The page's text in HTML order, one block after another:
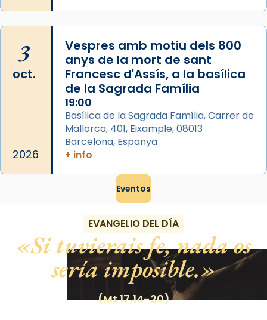
3
oct.
2026
Vespres amb motiu dels 800
anys de la mort de sant
Francesc d'Assís, a la basílica
de la Sagrada Família
19:00
Basílica de la Sagrada Família, Carrer de
Mallorca, 401, Eixample, 08013
Barcelona, Espanya
+ info
Eventos
EVANGELIO DEL DÍA
Si tuvierais fe, nada os
sería imposible.
(Mt 17,14-20)